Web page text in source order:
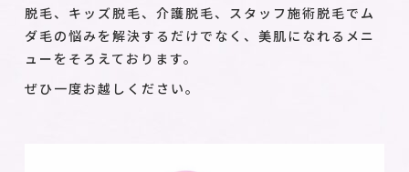
脱毛、キッズ脱毛、介護脱毛、スタッフ施術脱毛でム
ダ毛の悩みを解決するだけでなく、美肌になれるメニ
ューをそろえております。
ぜひ一度お越しください。